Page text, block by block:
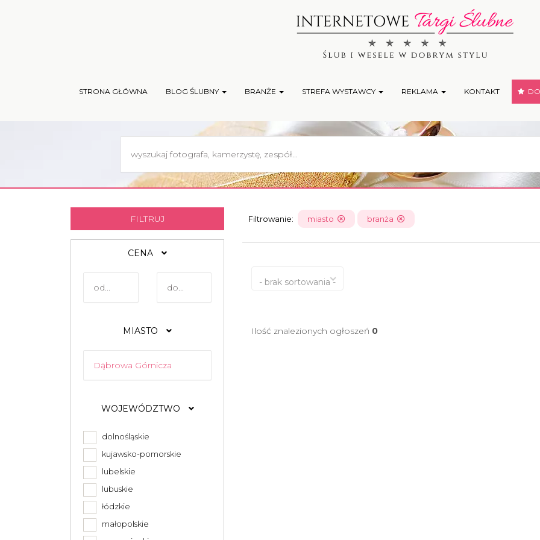
STRONA GŁÓWNA BLOG ŚLUBNY BRANŻE STREFA WYSTAWCY REKLAMA KONTAKT
FILTRUJ
CENA
MIASTO
WOJEWÓDZTWO
dolnośląskie
kujawsko-pomorskie
lubelskie
lubuskie
łódzkie
małopolskie
Filtrowanie: miasto branża
- brak sortowania -
Ilość znalezionych ogłoszeń 0